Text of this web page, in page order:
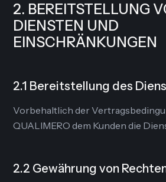
2. BEREITSTELLUNG
DIENSTEN UND
EINSCHRÄNKUNGEN
2.1 Bereitstellung des
Vorbehaltlich der
QUALIMERO dem Kunden die
2.2 Gewährung von